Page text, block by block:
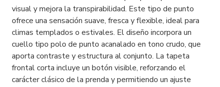
visual y mejora la transpirabilidad. Este tipo de punto
ofrece una sensación suave, fresca y flexible, ideal para
climas templados o estivales. El diseño incorpora un
cuello tipo polo de punto acanalado en tono crudo, que
aporta contraste y estructura al conjunto. La tapeta
frontal corta incluye un botón visible, reforzando el
carácter clásico de la prenda y permitiendo un ajuste